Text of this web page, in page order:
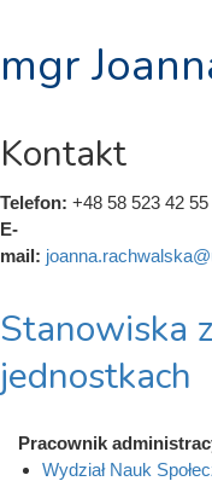
mgr
Kontakt
Telefon: +48 58 523 42 55
E-
mail:
Stanowiska
jednostkach
Pracownik
Wydział Nauk